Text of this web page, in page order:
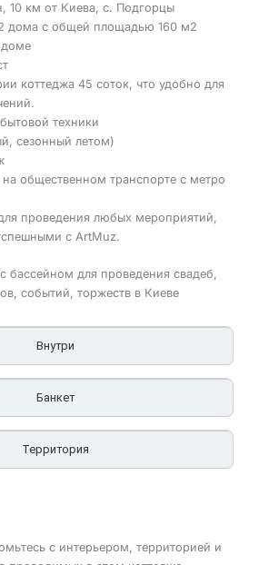
10 км от Киева, с. Подгорцы
дома с общей площадью 160 м2
коттеджа 45 соток, что удобно для
техники
сезонный летом)
общественном транспорте с метро
проведения любых мероприятий,
с ArtMuz.
бассейном для проведения свадеб,
событий, торжеств в Киеве
Внутри
Банкет
Территория
кинотеатр), караоке, сауна.
прекрасный вид на внутреннею и
украсятфлористы), детский
с интерьером, территорией и